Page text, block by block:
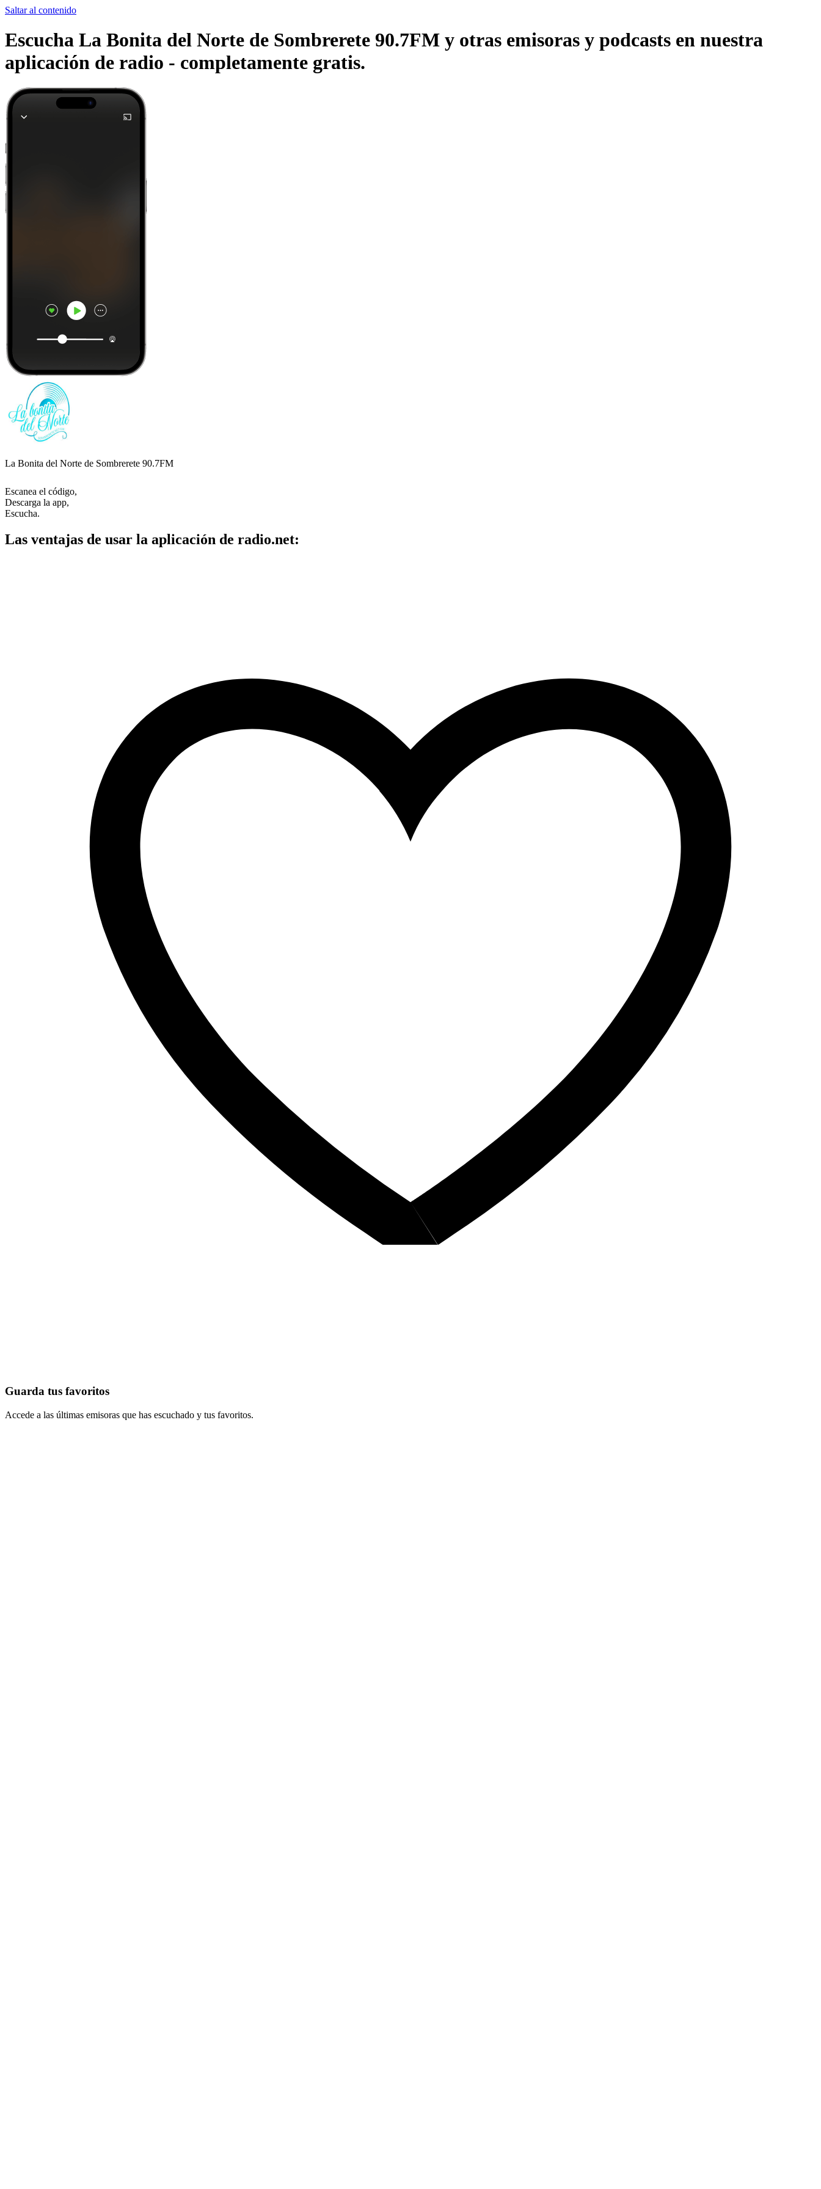
Saltar al contenido
Escucha La Bonita del Norte de Sombrerete 90.7FM y otras emisoras y podcasts en nuestra
aplicación de radio - completamente gratis.
La Bonita del Norte de Sombrerete 90.7FM
Escanea el código,
Descarga la app,
Escucha.
Las ventajas de usar la aplicación de radio.net:
Guarda tus favoritos
Accede a las últimas emisoras que has escuchado y tus favoritos.